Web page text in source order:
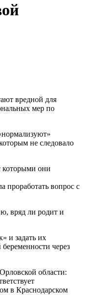
вредной для
мер по
не следовало
которыми они
проработать вопрос с
вряд ли родит и
и задать их
через
области:
в Краснодарском